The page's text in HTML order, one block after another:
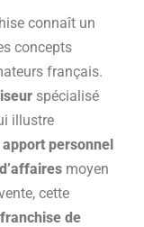
connaît un
concepts
français.
spécialisé
illustre
apport personnel
moyen
cette
franchise de